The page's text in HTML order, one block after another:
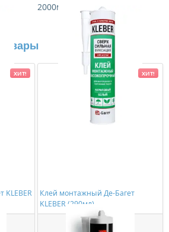
2000мм
KLEBER
ХИТ!
Клей монтажный Де-Багет
KLEBER (290мл)
534,00 ₽/шт
ХИТ!